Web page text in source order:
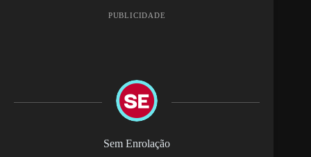
PUBLICIDADE
Sem Enrolação